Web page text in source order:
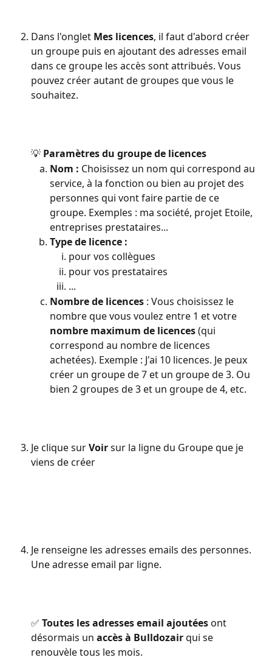
Dans l'onglet Mes licences, il faut d'abord créer
un groupe puis en ajoutant des adresses email
dans ce groupe les accès sont attribués. Vous
pouvez créer autant de groupes que vous le
souhaitez.
💡 Paramètres du groupe de licences
Nom : Choisissez un nom qui correspond au
service, à la fonction ou bien au projet des
personnes qui vont faire partie de ce
groupe. Exemples : ma société, projet Etoile,
entreprises prestataires...
Type de licence :
pour vos collègues
pour vos prestataires
...
Nombre de licences : Vous choisissez le
nombre que vous voulez entre 1 et votre
nombre maximum de licences (qui
correspond au nombre de licences
achetées). Exemple : J'ai 10 licences. Je peux
créer un groupe de 7 et un groupe de 3. Ou
bien 2 groupes de 3 et un groupe de 4, etc.
Je clique sur Voir sur la ligne du Groupe que je
viens de créer
Je renseigne les adresses emails des personnes.
Une adresse email par ligne.
✅ Toutes les adresses email ajoutées ont
désormais un accès à Bulldozair qui se
renouvèle tous les mois.